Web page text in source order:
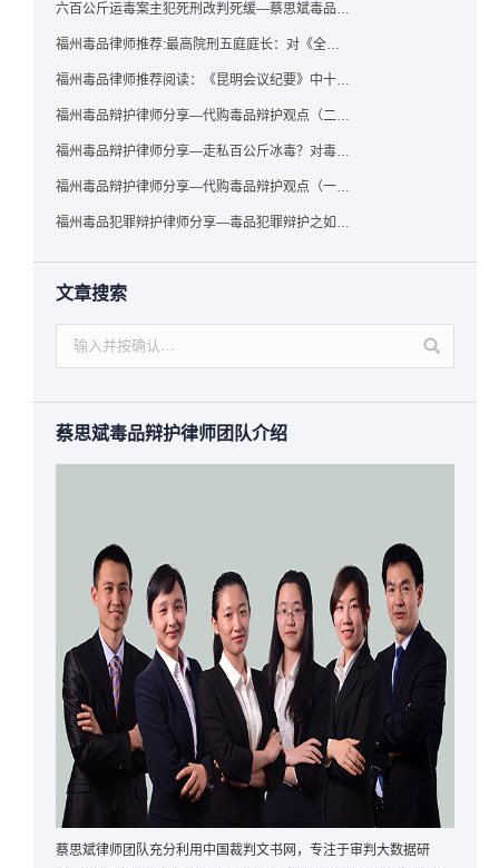
六百公斤运毒案主犯死刑改判死缓—蔡思斌毒品犯罪辩护成功案例
福州毒品律师推荐:最高院刑五庭庭长：对《全国法院毒品案件审判工作会议纪要》的理解与适用
福州毒品律师推荐阅读：《昆明会议纪要》中十个“意想不到”的规定
福州毒品辩护律师分享—代购毒品辩护观点（二）——“牟利”之辩
福州毒品辩护律师分享—走私百公斤冰毒？对毒品缺失型走私毒品罪案件，该如何有效辩护
福州毒品辩护律师分享—代购毒品辩护观点（一）——“真假”之辩
福州毒品犯罪辩护律师分享—毒品犯罪辩护之如何提炼言辞证据
文章搜索
蔡思斌毒品辩护律师团队介绍
蔡思斌律师团队充分利用中国裁判文书网，专注于审判大数据研